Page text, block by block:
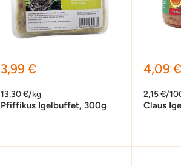
Sonderpreis
3,99 €
13,30 €/kg
Pfiffikus Igelbuffet, 300g
4,09 €
2,15 €/
Claus